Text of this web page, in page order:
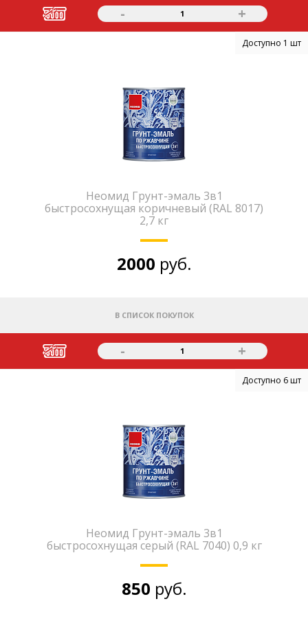
- 1 +
Доступно 1 шт
Неомид Грунт-эмаль 3в1
быстросохнущая коричневый (RAL 8017)
2,7 кг
2000 руб.
В СПИСОК ПОКУПОК
- 1 +
Доступно 6 шт
Неомид Грунт-эмаль 3в1
быстросохнущая серый (RAL 7040) 0,9 кг
850 руб.